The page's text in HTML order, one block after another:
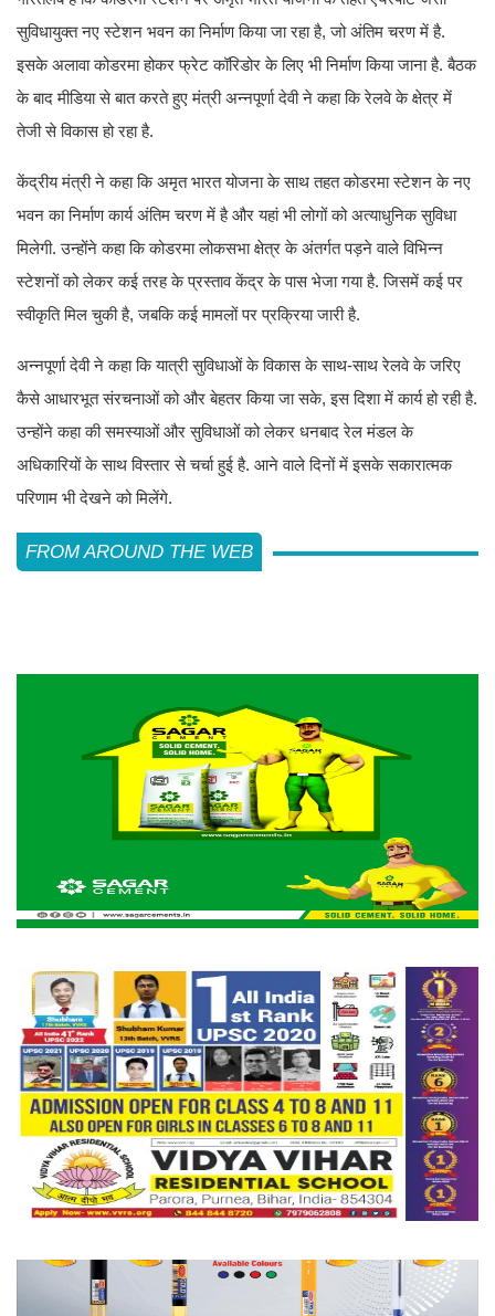
सुविधायुक्त नए स्टेशन भवन का निर्माण किया जा रहा है, जो अंतिम चरण में है.
इसके अलावा कोडरमा होकर फ्रेट कॉरिडोर के लिए भी निर्माण किया जाना है. बैठक
के बाद मीडिया से बात करते हुए मंत्री अन्नपूर्णा देवी ने कहा कि रेलवे के क्षेत्र में
तेजी से विकास हो रहा है.
केंद्रीय मंत्री ने कहा कि अमृत भारत योजना के साथ तहत कोडरमा स्टेशन के नए
भवन का निर्माण कार्य अंतिम चरण में है और यहां भी लोगों को अत्याधुनिक सुविधा
मिलेगी. उन्होंने कहा कि कोडरमा लोकसभा क्षेत्र के अंतर्गत पड़ने वाले विभिन्न
स्टेशनों को लेकर कई तरह के प्रस्ताव केंद्र के पास भेजा गया है. जिसमें कई पर
स्वीकृति मिल चुकी है, जबकि कई मामलों पर प्रक्रिया जारी है.
अन्नपूर्णा देवी ने कहा कि यात्री सुविधाओं के विकास के साथ-साथ रेलवे के जरिए
कैसे आधारभूत संरचनाओं को और बेहतर किया जा सके, इस दिशा में कार्य हो रही है.
उन्होंने कहा की समस्याओं और सुविधाओं को लेकर धनबाद रेल मंडल के
अधिकारियों के साथ विस्तार से चर्चा हुई है. आने वाले दिनों में इसके सकारात्मक
परिणाम भी देखने को मिलेंगे.
FROM AROUND THE WEB